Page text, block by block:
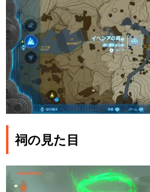
祠の見た目